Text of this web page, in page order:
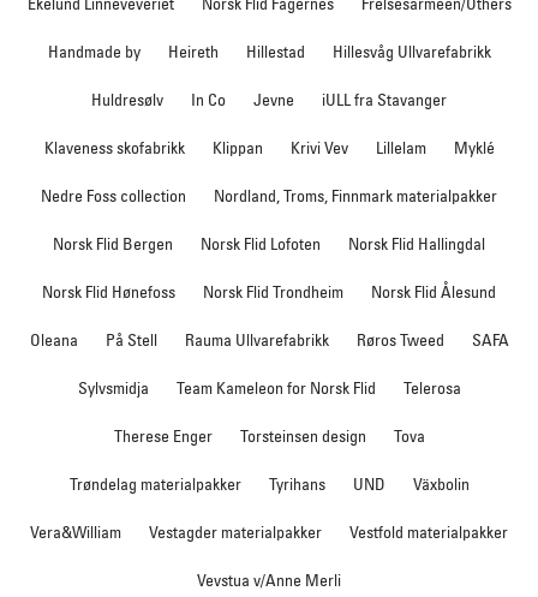
Handmade by Heireth Hillestad Hillesvåg Ullvarefabrikk
Huldresølv In Co Jevne iULL fra Stavanger
Klaveness skofabrikk Klippan Krivi Vev Lillelam Myklé
Nedre Foss collection Nordland, Troms, Finnmark materialpakker
Norsk Flid Bergen Norsk Flid Lofoten Norsk Flid Hallingdal
Norsk Flid Hønefoss Norsk Flid Trondheim Norsk Flid Ålesund
Oleana På Stell Rauma Ullvarefabrikk Røros Tweed SAFA
Sylvsmidja Team Kameleon for Norsk Flid Telerosa
Therese Enger Torsteinsen design Tova
Trøndelag materialpakker Tyrihans UND Växbolin
Vera&William Vestagder materialpakker Vestfold materialpakker
Vevstua v/Anne Merli